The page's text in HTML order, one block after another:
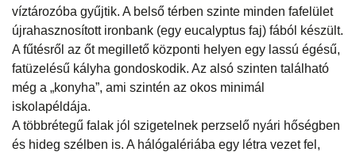
víztározóba gyűjtik. A belső térben szinte minden fafelület
újrahasznosított ironbank (egy eucalyptus faj) fából készült.
A fűtésről az őt megillető központi helyen egy lassú égésű,
fatüzelésű kályha gondoskodik. Az alsó szinten található
még a „konyha”, ami szintén az okos minimál
iskolapéldája.
A többrétegű falak jól szigetelnek perzselő nyári hőségben
és hideg szélben is. A hálógalériába egy létra vezet fel,